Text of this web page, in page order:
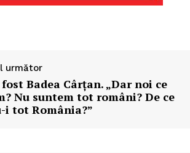
următor
Badea Cârțan. „Dar noi ce
Nu suntem tot români? De ce
i tot România?”